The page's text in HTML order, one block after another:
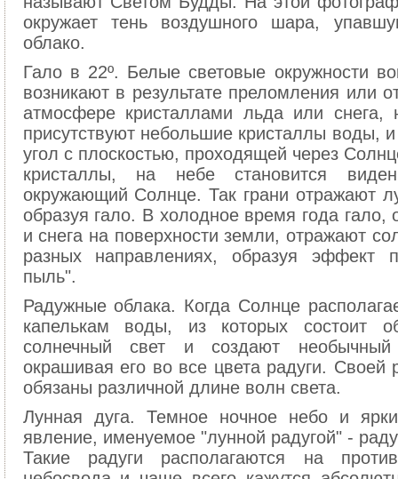
окружает тень воздушного шара,
облако.
Гало в 22º. Белые световые окружности
возникают в результате преломления или
атмосфере кристаллами льда или
присутствуют небольшие кристаллы воды,
угол с плоскостью, проходящей через
кристаллы, на небе становится
окружающий Солнце. Так грани отражают
образуя гало. В холодное время года
и снега на поверхности земли, отражают
разных направлениях, образуя эффект
пыль".
Радужные облака. Когда Солнце
капелькам воды, из которых состоит
солнечный свет и создают
окрашивая его во все цвета радуги. Своей
обязаны различной длине волн света.
Лунная дуга. Темное ночное небо и
явление, именуемое "лунной радугой" -
Такие радуги располагаются на